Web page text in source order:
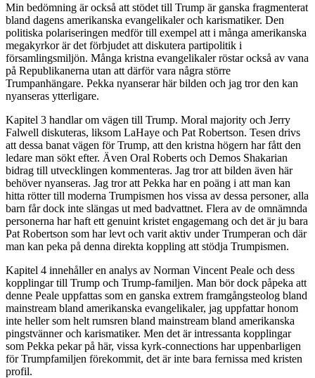
Min bedömning är också att stödet till Trump är ganska fragmenterat
bland dagens amerikanska evangelikaler och karismatiker. Den
politiska polariseringen medför till exempel att i många amerikanska
megakyrkor är det förbjudet att diskutera partipolitik i
församlingsmiljön. Många kristna evangelikaler röstar också av vana
på Republikanerna utan att därför vara några större
Trumpanhängare. Pekka nyanserar här bilden och jag tror den kan
nyanseras ytterligare.
Kapitel 3 handlar om vägen till Trump. Moral majority och Jerry
Falwell diskuteras, liksom LaHaye och Pat Robertson. Tesen drivs
att dessa banat vägen för Trump, att den kristna högern har fått den
ledare man sökt efter. Även Oral Roberts och Demos Shakarian
bidrag till utvecklingen kommenteras. Jag tror att bilden även här
behöver nyanseras. Jag tror att Pekka har en poäng i att man kan
hitta rötter till moderna Trumpismen hos vissa av dessa personer, alla
barn får dock inte slängas ut med badvattnet. Flera av de omnämnda
personerna har haft ett genuint kristet engagemang och det är ju bara
Pat Robertson som har levt och varit aktiv under Trumperan och där
man kan peka på denna direkta koppling att stödja Trumpismen.
Kapitel 4 innehåller en analys av Norman Vincent Peale och dess
kopplingar till Trump och Trump-familjen. Man bör dock påpeka att
denne Peale uppfattas som en ganska extrem framgångsteolog bland
mainstream bland amerikanska evangelikaler, jag uppfattar honom
inte heller som helt rumsren bland mainstream bland amerikanska
pingstvänner och karismatiker. Men det är intressanta kopplingar
som Pekka pekar på här, vissa kyrk-connections har uppenbarligen
för Trumpfamiljen förekommit, det är inte bara fernissa med kristen
profil.